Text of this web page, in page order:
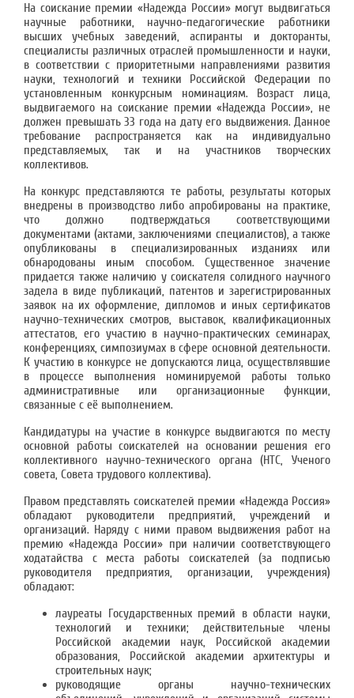
На соискание премии «Надежда России» могут выдвигаться
научные работники, научно-педагогические работники
высших учебных заведений, аспиранты и докторанты,
специалисты различных отраслей промышленности и науки,
в соответствии с приоритетными направлениями развития
науки, технологий и техники Российской Федерации по
установленным конкурсным номинациям. Возраст лица,
выдвигаемого на соискание премии «Надежда России», не
должен превышать 33 года на дату его выдвижения. Данное
требование распространяется как на индивидуально
представляемых, так и на участников творческих
коллективов.
На конкурс представляются те работы, результаты которых
внедрены в производство либо апробированы на практике,
что должно подтверждаться соответствующими
документами (актами, заключениями специалистов), а также
опубликованы в специализированных изданиях или
обнародованы иным способом. Существенное значение
придается также наличию у соискателя солидного научного
задела в виде публикаций, патентов и зарегистрированных
заявок на их оформление, дипломов и иных сертификатов
научно-технических смотров, выставок, квалификационных
аттестатов, его участию в научно-практических семинарах,
конференциях, симпозиумах в сфере основной деятельности.
К участию в конкурсе не допускаются лица, осуществлявшие
в процессе выполнения номинируемой работы только
административные или организационные функции,
связанные с её выполнением.
Кандидатуры на участие в конкурсе выдвигаются по месту
основной работы соискателей на основании решения его
коллективного научно-технического органа (НТС, Ученого
совета, Совета трудового коллектива).
Правом представлять соискателей премии «Надежда Россия»
обладают руководители предприятий, учреждений и
организаций. Наряду с ними правом выдвижения работ на
премию «Надежда России» при наличии соответствующего
ходатайства с места работы соискателей (за подписью
руководителя предприятия, организации, учреждения)
обладают:
лауреаты Государственных премий в области науки,
технологий и техники; действительные члены
Российской академии наук, Российской академии
образования, Российской академии архитектуры и
строительных наук;
руководящие органы научно-технических